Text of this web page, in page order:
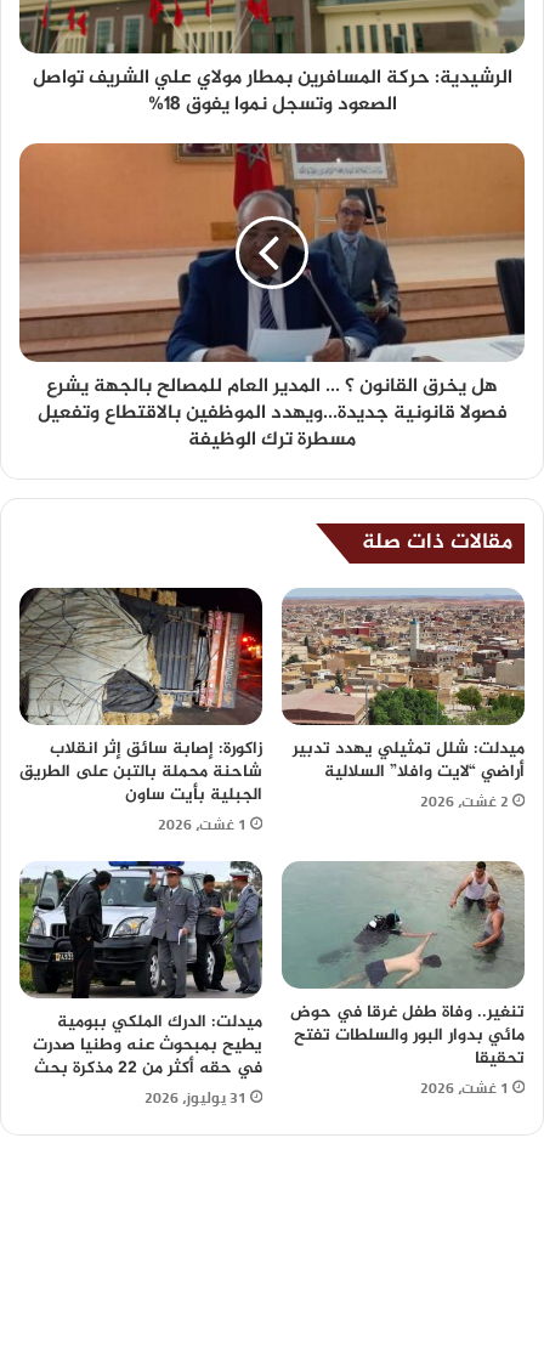
الرشيدية: حركة المسافرين بمطار مولاي علي الشريف تواصل
الصعود وتسجل نموا يفوق 18%
هل يخرق القانون ؟ ... المدير العام للمصالح بالجهة يشرع
فصولا قانونية جديدة...ويهدد الموظفين بالاقتطاع وتفعيل
مسطرة ترك الوظيفة
مقالات ذات صلة
ميدلت: شلل تمثيلي يهدد تدبير
أراضي “لايت وافلا” السلالية
2 غشت، 2026
زاكورة: إصابة سائق إثر انقلاب
شاحنة محملة بالتبن على الطريق
الجبلية بأيت ساون
1 غشت، 2026
تنغير.. وفاة طفل غرقا في حوض
مائي بدوار البور والسلطات تفتح
تحقيقا
1 غشت، 2026
ميدلت: الدرك الملكي ببومية
يطيح بمبحوث عنه وطنيا صدرت
في حقه أكثر من 22 مذكرة بحث
31 يوليوز، 2026